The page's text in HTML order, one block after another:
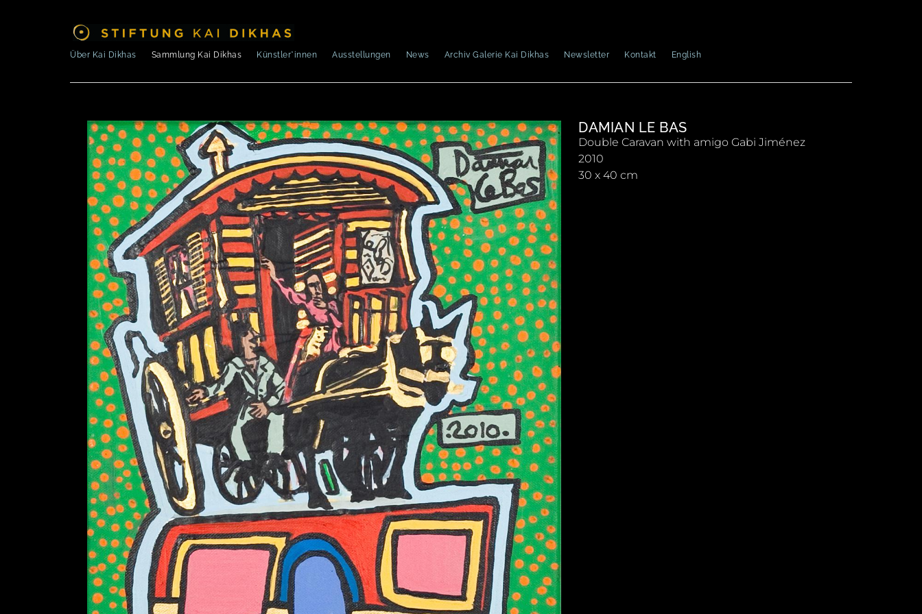
Über Kai Dikhas Sammlung Kai Dikhas Künstler*innen Ausstellungen News Archiv Galerie Kai Dikhas Newsletter Kontakt English
DAMIAN LE BAS
Double Caravan with amigo Gabi Jiménez
2010
30 x 40 cm